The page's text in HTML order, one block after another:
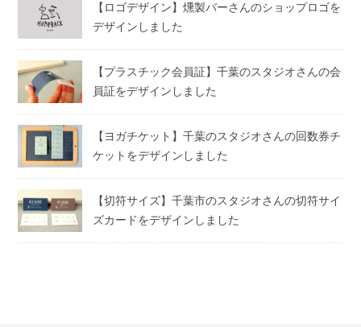
【ロゴデザイン】燻製バーさんのショップロゴを
デザインしました
【プラスチック会員証】千葉のスタジオさんの会
員証をデザインしました
【ヨガチケット】千葉のスタジオさんの回数券チ
ケットをデザインしました
【切符サイズ】千葉市のスタジオさんの切符サイ
ズカードをデザインしました